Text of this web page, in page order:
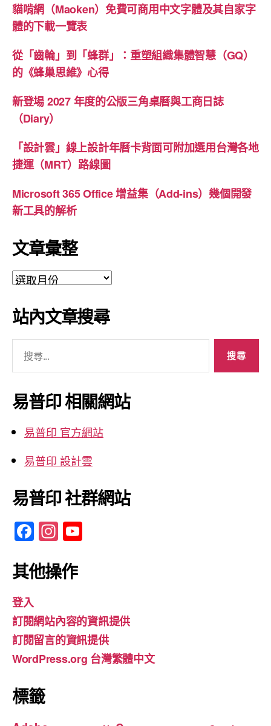
貓啃網（Maoken）免費可商用中文字體及其自家字
體的下載一覽表
從「齒輪」到「蜂群」：重塑組織集體智慧（GQ）
的《蜂巢思維》心得
新登場 2027 年度的公版三角桌曆與工商日誌
（Diary）
「設計雲」線上設計年曆卡背面可附加選用台灣各地
捷運（MRT）路線圖
Microsoft 365 Office 增益集（Add-ins）幾個開發
新工具的解析
文章彙整
文
彙
整
站內文章搜尋
關
鍵
字:
易普印 相關網站
易普印 官方網站
易普印 設計雲
易普印 社群網站
F
a
c
b
o
o
k
In
st
a
gr
a
m
u
b
e
其他操作
登入
訂閱網站內容的資訊提供
訂閱留言的資訊提供
WordPress.org 台灣繁體中文
標籤